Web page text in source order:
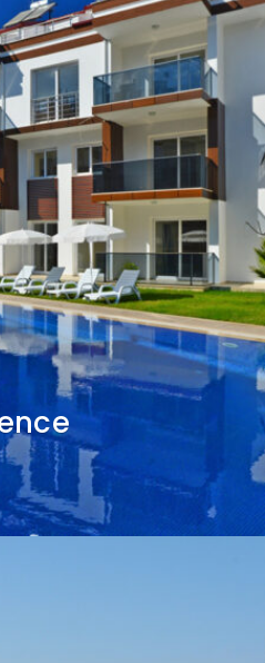
проект